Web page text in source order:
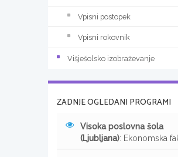
Vpisni postopek
Vpisni rokovnik
Višješolsko izobraževanje
ZADNJE OGLEDANI PROGRAMI
Visoka poslovna šola
(Ljubljana): Ekonomska